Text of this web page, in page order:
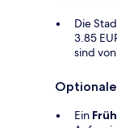
Die
3.85
sind
Ein